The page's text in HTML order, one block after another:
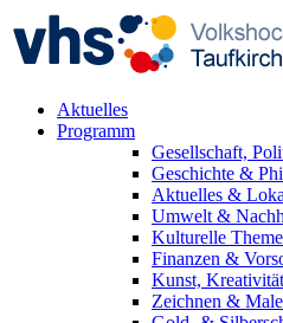
Aktuelles
Programm
Gesellschaft,
Geschichte &
Aktuelles &
Umwelt &
Kulturelle
Finanzen &
Kunst,
Zeichnen &